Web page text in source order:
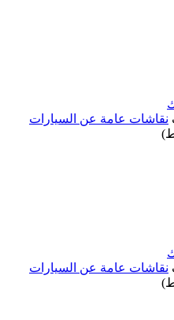
نقاشات عامة عن السيارات
نقاشات عامة عن السيارات